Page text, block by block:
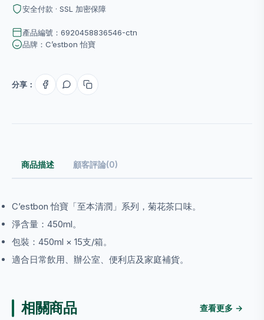
安全付款 · SSL 加密保障
產品編號：6920458836546-ctn
品牌：C’estbon 怡寶
分享：
商品描述 顧客評論(0)
C’estbon 怡寶「至本清潤」系列，菊花茶口味。
淨含量：450ml。
包裝：450ml × 15支/箱。
適合日常飲用、辦公室、便利店及家庭補貨。
相關商品 查看更多 →